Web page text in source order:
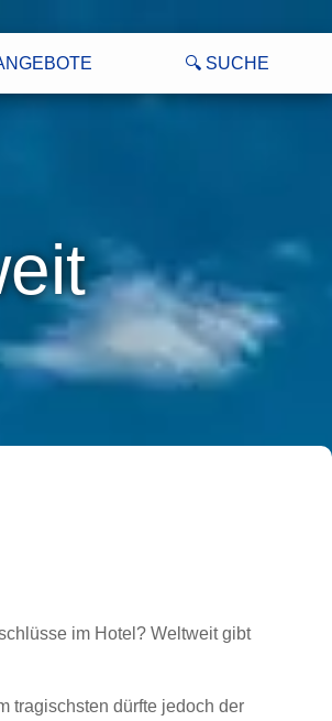
🔍 SUCHE
im Hotel? Weltweit gibt
tragischsten dürfte jedoch der